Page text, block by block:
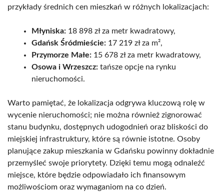
przykłady średnich cen mieszkań w różnych lokalizacjach:
Młyniska: 18 898 zł za metr kwadratowy,
Gdańsk Śródmieście: 17 219 zł za m²,
Przymorze Małe: 15 678 zł za metr kwadratowy,
Osowa i Wrzeszcz: tańsze opcje na rynku
nieruchomości.
Warto pamiętać, że lokalizacja odgrywa kluczową rolę w
wycenie nieruchomości; nie można również zignorować
stanu budynku, dostępnych udogodnień oraz bliskości do
miejskiej infrastruktury, które są równie istotne. Osoby
planujące zakup mieszkania w Gdańsku powinny dokładnie
przemyśleć swoje priorytety. Dzięki temu mogą odnaleźć
miejsce, które będzie odpowiadało ich finansowym
możliwościom oraz wymaganiom na co dzień.